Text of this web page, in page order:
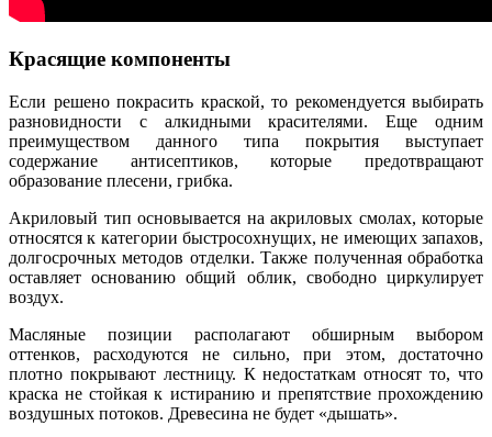
Красящие компоненты
Если решено покрасить краской, то рекомендуется выбирать
разновидности с алкидными красителями. Еще одним
преимуществом данного типа покрытия выступает
содержание антисептиков, которые предотвращают
образование плесени, грибка.
Акриловый тип основывается на акриловых смолах, которые
относятся к категории быстросохнущих, не имеющих запахов,
долгосрочных методов отделки. Также полученная обработка
оставляет основанию общий облик, свободно циркулирует
воздух.
Масляные позиции располагают обширным выбором
оттенков, расходуются не сильно, при этом, достаточно
плотно покрывают лестницу. К недостаткам относят то, что
краска не стойкая к истиранию и препятствие прохождению
воздушных потоков. Древесина не будет «дышать».